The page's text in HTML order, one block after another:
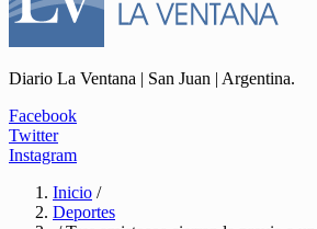
Diario La Ventana | San Juan | Argentina.
Facebook
Twitter
Instagram
Inicio /
Deportes